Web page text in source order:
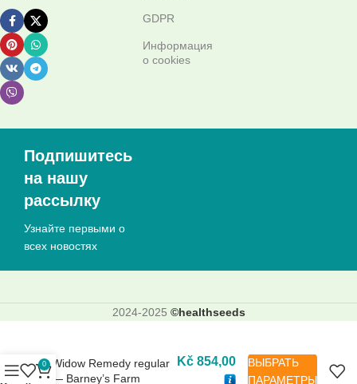
GDPR
Информация
о cookies
Подпишитесь
на нашу
рассылку
Узнайте первыми о
всех новостях
2024-2025 ©healthseeds
Widow Remedy regular
— Barney’s Farm
Kč 854,00
ВЫБРАТЬ
ПАРАМЕТРЫ
0